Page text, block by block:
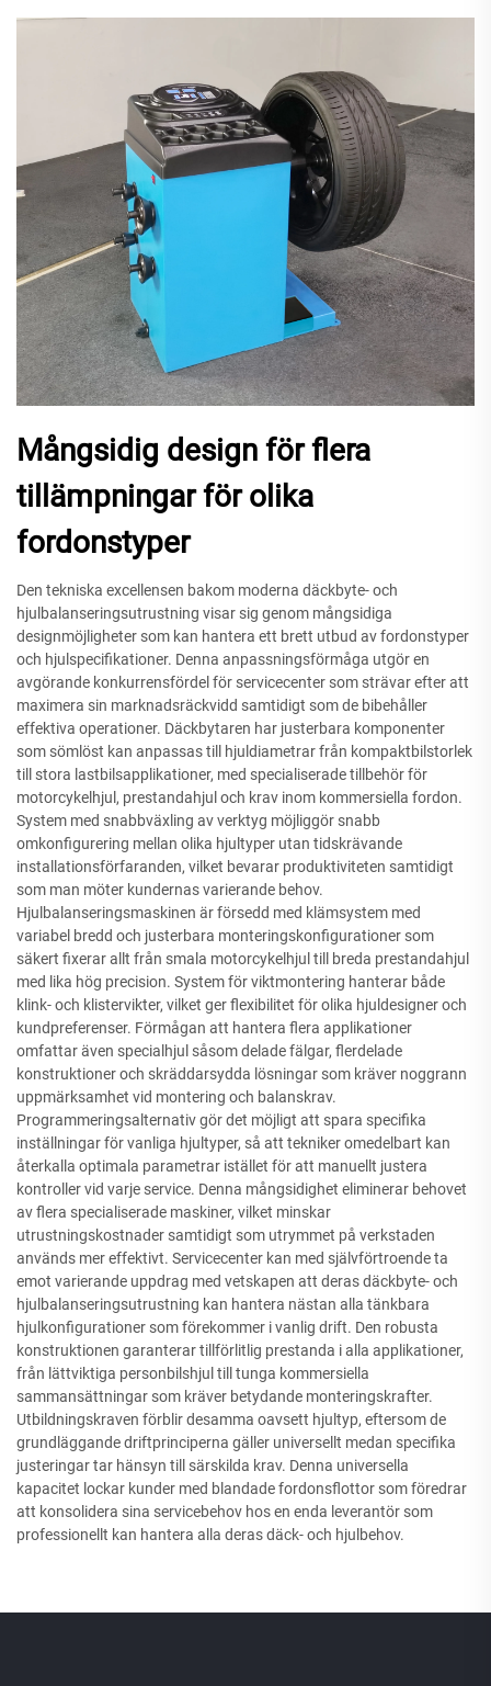
Mångsidig design för flera
tillämpningar för olika
fordonstyper
Den tekniska excellensen bakom moderna däckbyte- och
hjulbalanseringsutrustning visar sig genom mångsidiga
designmöjligheter som kan hantera ett brett utbud av fordonstyper
och hjulspecifikationer. Denna anpassningsförmåga utgör en
avgörande konkurrensfördel för servicecenter som strävar efter att
maximera sin marknadsräckvidd samtidigt som de bibehåller
effektiva operationer. Däckbytaren har justerbara komponenter
som sömlöst kan anpassas till hjuldiametrar från kompaktbilstorlek
till stora lastbilsapplikationer, med specialiserade tillbehör för
motorcykelhjul, prestandahjul och krav inom kommersiella fordon.
System med snabbväxling av verktyg möjliggör snabb
omkonfigurering mellan olika hjultyper utan tidskrävande
installationsförfaranden, vilket bevarar produktiviteten samtidigt
som man möter kundernas varierande behov.
Hjulbalanseringsmaskinen är försedd med klämsystem med
variabel bredd och justerbara monteringskonfigurationer som
säkert fixerar allt från smala motorcykelhjul till breda prestandahjul
med lika hög precision. System för viktmontering hanterar både
klink- och klistervikter, vilket ger flexibilitet för olika hjuldesigner och
kundpreferenser. Förmågan att hantera flera applikationer
omfattar även specialhjul såsom delade fälgar, flerdelade
konstruktioner och skräddarsydda lösningar som kräver noggrann
uppmärksamhet vid montering och balanskrav.
Programmeringsalternativ gör det möjligt att spara specifika
inställningar för vanliga hjultyper, så att tekniker omedelbart kan
återkalla optimala parametrar istället för att manuellt justera
kontroller vid varje service. Denna mångsidighet eliminerar behovet
av flera specialiserade maskiner, vilket minskar
utrustningskostnader samtidigt som utrymmet på verkstaden
används mer effektivt. Servicecenter kan med självförtroende ta
emot varierande uppdrag med vetskapen att deras däckbyte- och
hjulbalanseringsutrustning kan hantera nästan alla tänkbara
hjulkonfigurationer som förekommer i vanlig drift. Den robusta
konstruktionen garanterar tillförlitlig prestanda i alla applikationer,
från lättviktiga personbilshjul till tunga kommersiella
sammansättningar som kräver betydande monteringskrafter.
Utbildningskraven förblir desamma oavsett hjultyp, eftersom de
grundläggande driftprinciperna gäller universellt medan specifika
justeringar tar hänsyn till särskilda krav. Denna universella
kapacitet lockar kunder med blandade fordonsflottor som föredrar
att konsolidera sina servicebehov hos en enda leverantör som
professionellt kan hantera alla deras däck- och hjulbehov.